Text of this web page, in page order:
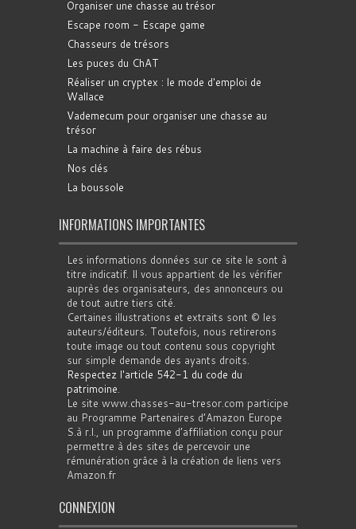
Organiser une chasse au trésor
Escape room - Escape game
Chasseurs de trésors
Les puces du ChAT
Réaliser un cryptex : le mode d'emploi de
Wallace
Vademecum pour organiser une chasse au
trésor
La machine à faire des rébus
Nos clés
La boussole
INFORMATIONS IMPORTANTES
Les informations données sur ce site le sont à
titre indicatif. Il vous appartient de les vérifier
auprès des organisateurs, des annonceurs ou
de tout autre tiers cité.
Certaines illustrations et extraits sont © les
auteurs/éditeurs. Toutefois, nous retirerons
toute image ou tout contenu sous copyright
sur simple demande des ayants droits.
Respectez l'article 542-1 du code du
patrimoine.
Le site www.chasses-au-tresor.com participe
au Programme Partenaires d’Amazon Europe
S.à r.l., un programme d’affiliation conçu pour
permettre à des sites de percevoir une
rémunération grâce à la création de liens vers
Amazon.fr
CONNEXION